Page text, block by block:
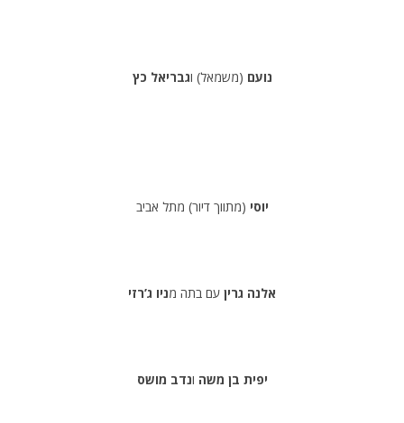
נועם (משמאל) וגבריאל כץ
יוסי (מתווך דיור) מתל אביב
אלנה גרין עם בתה מניו ג’רזי
יפית בן משה ונדב מושס